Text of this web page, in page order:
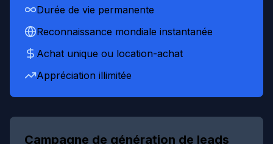
Durée de vie permanente
Reconnaissance mondiale instantanée
Achat unique ou location-achat
Appréciation illimitée
Campagne de génération de leads